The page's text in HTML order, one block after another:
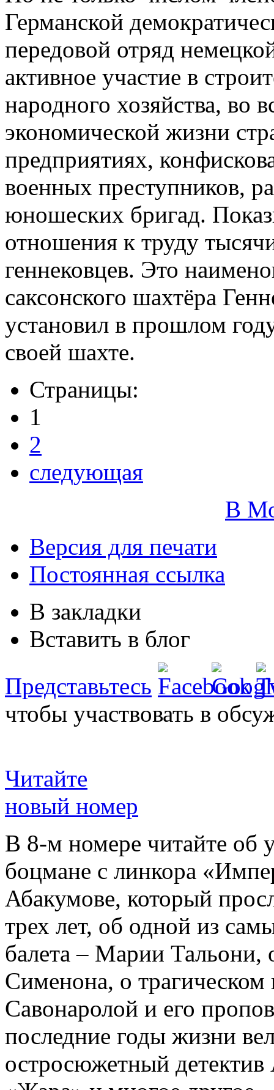
Германской
передовой отряд
активное участие в
народного хозяйства, во
экономической жизни
предприятиях,
военных преступников,
юношеских бригад.
отношения к труду
геннековцев. Это
саксонского шахтёра
установил в прошлом
своей шахте.
Страницы:
1
2
следующая
В
Версия для печати
Постоянная ссылка
В закладки
Вставить в блог
Представьтесь
чтобы участвовать в
Читайте
новый номер
В 8-м номере читайте об
боцмане с линкора
Абакумове, который
трех лет, об одной из
балета – Марии
Сименона, о трагическом
Савонаролой и его
последние годы жизни
остросюжетный детектив